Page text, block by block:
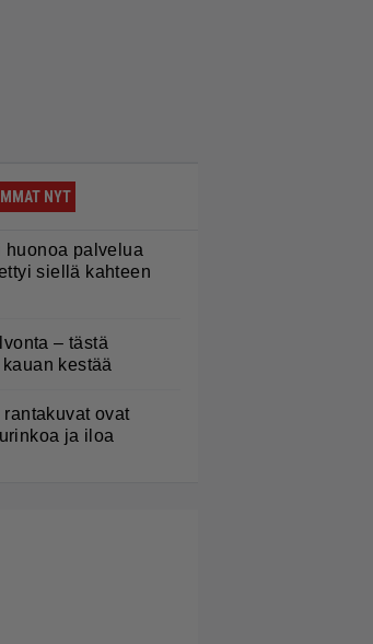
NYT
huonoa palvelua
siellä kahteen
– tästä
kestää
ovat
ja iloa